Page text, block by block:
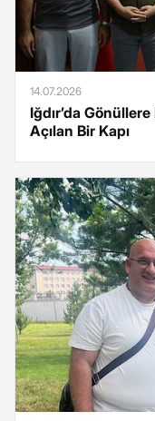
14.07.2026
Iğdır’da
Açılan Bir Kapı